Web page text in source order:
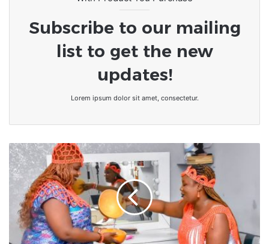
Subscribe to our mailing
list to get the new
updates!
Lorem ipsum dolor sit amet, consectetur.
Journée
internationale
de
femme
africaine
célébrée